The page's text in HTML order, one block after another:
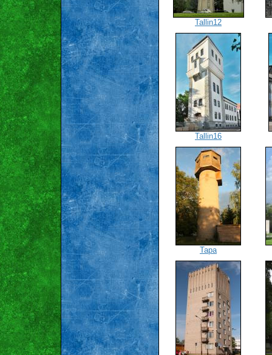
Tallin12
Tallin16
Tapa